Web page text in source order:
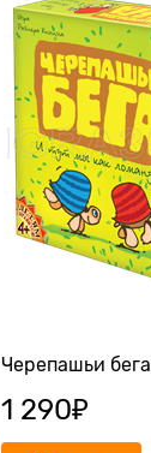
Черепашьи бега
1 290₽